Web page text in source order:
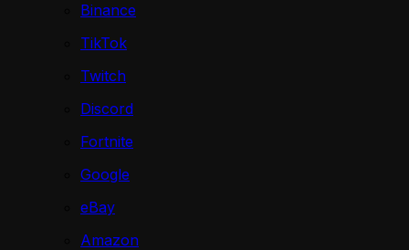
Binance
TikTok
Twitch
Discord
Fortnite
Google
eBay
Amazon